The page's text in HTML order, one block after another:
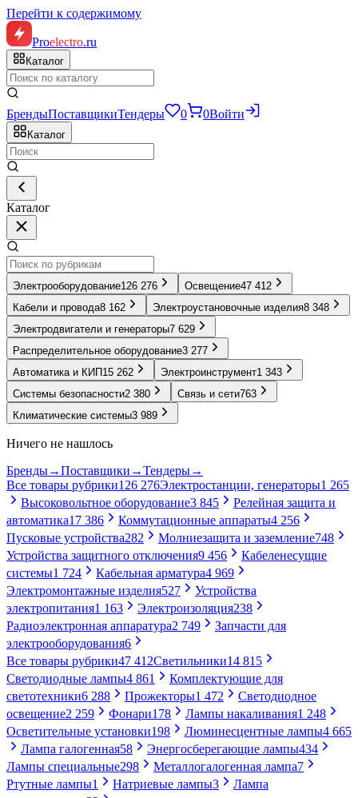
Перейти к содержимому
Proelectro.ru
Каталог
БрендыПоставщикиТендеры 0 0Войти
Каталог
Каталог
Электрооборудование126 276 Освещение47 412
Кабели и провода8 162 Электроустановочные изделия8 348
Электродвигатели и генераторы7 629
Распределительное оборудование3 277
Автоматика и КИП 15 262 Электроинструмент1 343
Системы безопасности2 380 Связь и сети763
Климатические системы3 989
Ничего не нашлось
Бренды→Поставщики →Тендеры→
Все товары рубрики126 276Электростанции, генераторы1 265
Высоковольтное оборудование3 845
Релейная защита и
автоматика17 386 Коммутационные аппараты4 256
Пусковые устройства282 Молниезащита и заземление748
Устройства защитного отключения9 456
Кабеленесущие
системы1 724 Кабельная арматура4 969
Электромонтажные изделия527
Устройства
электропитания1 163 Электроизоляция238
Радиоэлектронная аппаратура2 749
Запчасти для
электрооборудования6
Все товары рубрики47 412Светильники14 815
Светодиодные лампы4 861
Комплектующие для
светотехники6 288 Прожекторы1 472
Светодиодное
освещение2 259 Фонари178 Лампы накаливания1 248
Осветительные установки198 Люминесцентные лампы4 665
Лампа галогенная58 Энергосберегающие лампы434
Лампы специальные298 Металлогалогенная лампа7
Ртутные лампы1 Натриевые лампы3
Лампа